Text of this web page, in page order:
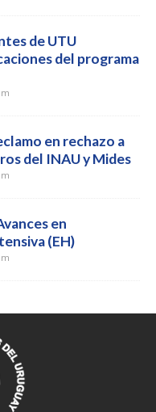
de UTU
del programa
en rechazo a
del INAU y Mides
en
(EH)